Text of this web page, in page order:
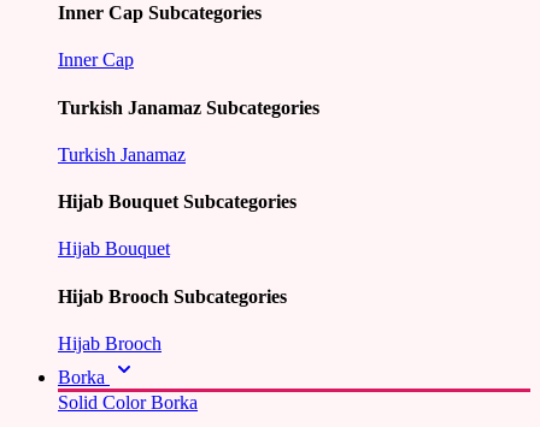
Inner Cap Subcategories
Inner Cap
Turkish Janamaz Subcategories
Turkish Janamaz
Hijab Bouquet Subcategories
Hijab Bouquet
Hijab Brooch Subcategories
Hijab Brooch
Borka
Solid Color Borka